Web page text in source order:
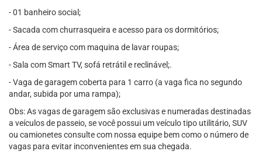
- 01 banheiro social;
- Sacada com churrasqueira e acesso para os dormitórios;
- Área de serviço com maquina de lavar roupas;
- Sala com Smart TV, sofá retrátil e reclinável;.
- Vaga de garagem coberta para 1 carro (a vaga fica no segundo
andar, subida por uma rampa);
Obs: As vagas de garagem são exclusivas e numeradas destinadas
a veículos de passeio, se você possui um veículo tipo utilitário, SUV
ou camionetes consulte com nossa equipe bem como o número de
vagas para evitar inconvenientes em sua chegada.